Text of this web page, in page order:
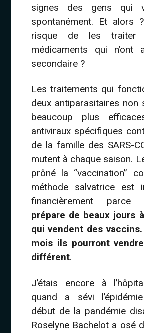
signes des gens qui
spontanément. Et alors
risque de les traiter
médicaments qui n’ont
secondaire ?
Les traitements qui
deux antiparasitaires non
beaucoup plus
antiviraux spécifiques
de la famille des SARS-
mutent à chaque saison.
prôné la “vaccination”
méthode salvatrice est
financièrement
prépare de beaux jours
qui vendent des
mois ils pourront
différent.
J’étais encore à
quand a sévi
début de la pandémie
Roselyne Bachelot a osé